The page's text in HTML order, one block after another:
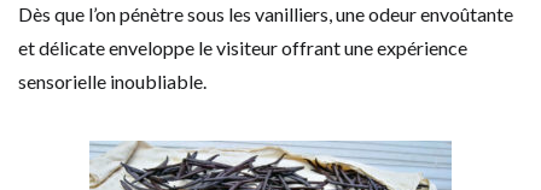
Dès que l’on pénètre sous les vanilliers, une odeur envoûtante
et délicate enveloppe le visiteur offrant une expérience
sensorielle inoubliable.